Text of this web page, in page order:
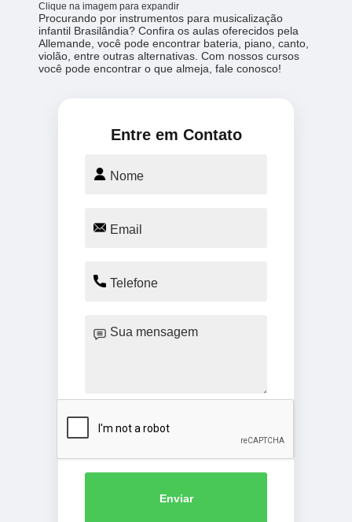
Clique na imagem para expandir
Procurando por instrumentos para musicalização
infantil Brasilândia? Confira os aulas oferecidos pela
Allemande, você pode encontrar bateria, piano, canto,
violão, entre outras alternativas. Com nossos cursos
você pode encontrar o que almeja, fale conosco!
Entre em Contato
Enviar